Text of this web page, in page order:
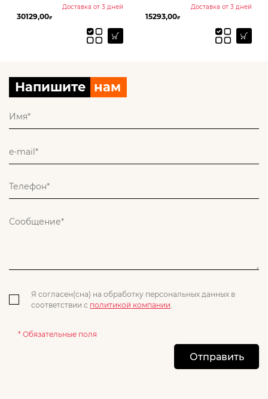
Доставка от 3 дней
30129,00₽
Доставка от 3 дней
15293,00₽
Напишите нам
Я согласен(сна) на обработку персональных данных в
соответствии с политикой компании
* Обязательные поля
Отправить